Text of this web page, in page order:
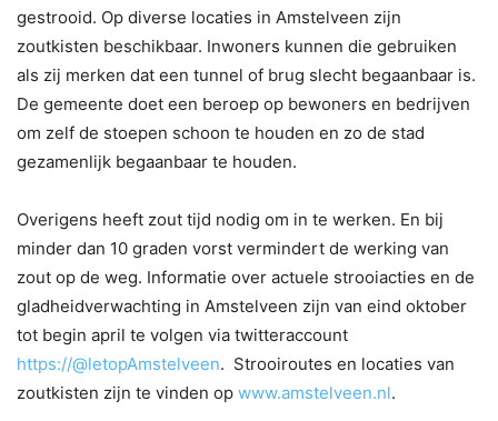
gestrooid. Op diverse locaties in Amstelveen zijn
zoutkisten beschikbaar. Inwoners kunnen die gebruiken
als zij merken dat een tunnel of brug slecht begaanbaar is.
De gemeente doet een beroep op bewoners en bedrijven
om zelf de stoepen schoon te houden en zo de stad
gezamenlijk begaanbaar te houden.
Overigens heeft zout tijd nodig om in te werken. En bij
minder dan 10 graden vorst vermindert de werking van
zout op de weg. Informatie over actuele strooiacties en de
gladheidverwachting in Amstelveen zijn van eind oktober
tot begin april te volgen via twitteraccount
https://@letopAmstelveen. Strooiroutes en locaties van
zoutkisten zijn te vinden op www.amstelveen.nl.